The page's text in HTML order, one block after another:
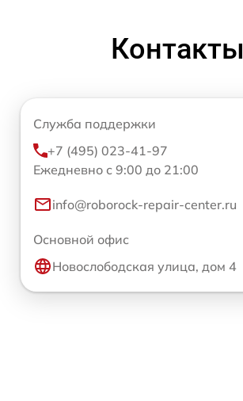
Контакты
Служба поддержки
+7 (495) 023-41-97
Ежедневно с 9:00 до 21:00
info@roborock-repair-center.ru
Основной офис
Новослободская улица, дом 4